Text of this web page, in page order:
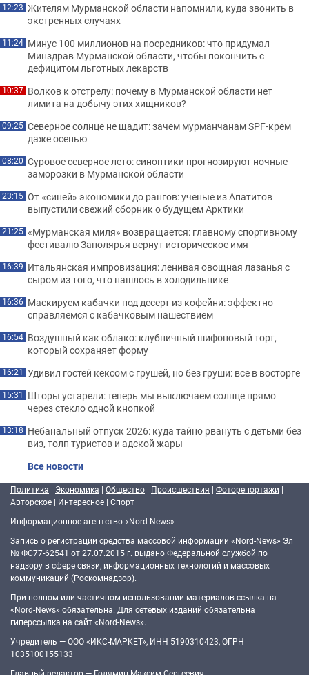
12:23 Жителям Мурманской области напомнили, куда звонить в
экстренных случаях
11:24 Минус 100 миллионов на посредников: что придумал
Минздрав Мурманской области, чтобы покончить с
дефицитом льготных лекарств
10:37 Волков к отстрелу: почему в Мурманской области нет
лимита на добычу этих хищников?
09:25 Северное солнце не щадит: зачем мурманчанам SPF-крем
даже осенью
08:20 Суровое северное лето: синоптики прогнозируют ночные
заморозки в Мурманской области
23:15 От «синей» экономики до рангов: ученые из Апатитов
выпустили свежий сборник о будущем Арктики
21:25 «Мурманская миля» возвращается: главному спортивному
фестивалю Заполярья вернут историческое имя
16:39 Итальянская импровизация: ленивая овощная лазанья с
сыром из того, что нашлось в холодильнике
16:36 Маскируем кабачки под десерт из кофейни: эффектно
справляемся с кабачковым нашествием
16:54 Воздушный как облако: клубничный шифоновый торт,
который сохраняет форму
16:21 Удивил гостей кексом с грушей, но без груши: все в восторге
15:31 Шторы устарели: теперь мы выключаем солнце прямо
через стекло одной кнопкой
13:18 Небанальный отпуск 2026: куда тайно рвануть с детьми без
виз, толп туристов и адской жары
Все новости
Политика | Экономика | Общество | Происшествия | Фоторепортажи |
Авторское | Интересное | Спорт
Информационное агентство «Nord-News»
Запись о регистрации средства массовой информации «Nord-News» Эл
№ ФС77-62541 от 27.07.2015 г. выдано Федеральной службой по
надзору в сфере связи, информационных технологий и массовых
коммуникаций (Роскомнадзор).
При полном или частичном использовании материалов ссылка на
«Nord-News» обязательна. Для сетевых изданий обязательна
гиперссылка на сайт «Nord-News».
Учредитель — ООО «ИКС-МАРКЕТ», ИНН 5190310423, ОГРН
1035100155133